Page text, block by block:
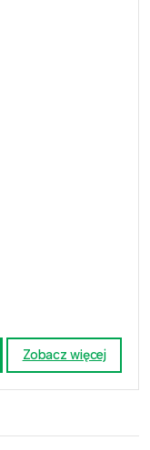
Zobacz więcej